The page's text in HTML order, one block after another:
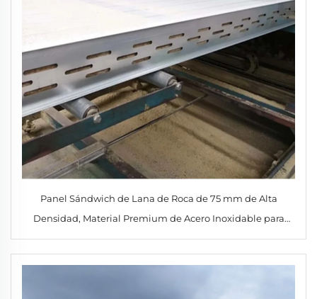
Panel Sándwich de Lana de Roca de 75 mm de Alta
Densidad, Material Premium de Acero Inoxidable para
Aislamiento de Horno en Almacén, Cuarto Frío y Taller